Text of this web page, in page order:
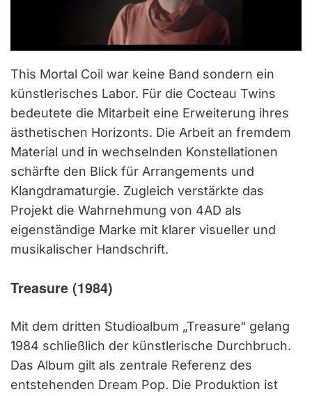
This Mortal Coil war keine Band sondern ein
künstlerisches Labor. Für die Cocteau Twins
bedeutete die Mitarbeit eine Erweiterung ihres
ästhetischen Horizonts. Die Arbeit an fremdem
Material und in wechselnden Konstellationen
schärfte den Blick für Arrangements und
Klangdramaturgie. Zugleich verstärkte das
Projekt die Wahrnehmung von 4AD als
eigenständige Marke mit klarer visueller und
musikalischer Handschrift.
Treasure (1984)
Mit dem dritten Studioalbum „Treasure“ gelang
1984 schließlich der künstlerische Durchbruch.
Das Album gilt als zentrale Referenz des
entstehenden Dream Pop. Die Produktion ist